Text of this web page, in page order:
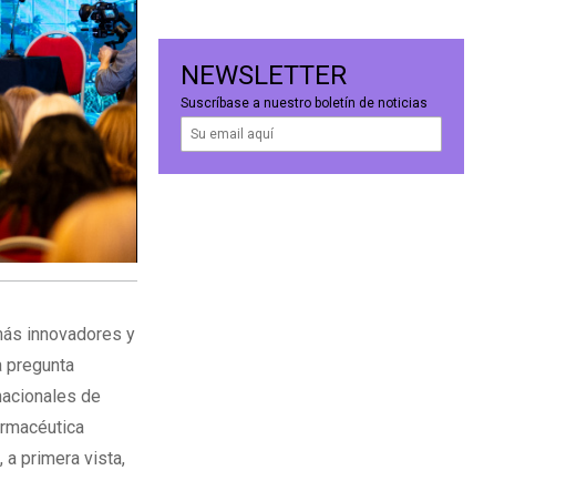
innovadores y
pregunta
de
a primera vista,
NEWSLETTER
Suscríbase a nuestro boletín de noticias